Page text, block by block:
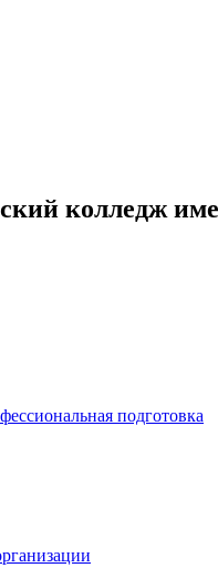
колледж
подготовка